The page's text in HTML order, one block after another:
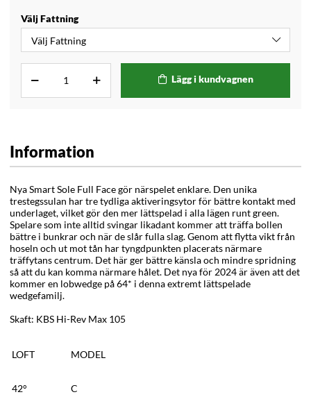
Välj Fattning
Lägg i kundvagnen
Information
Nya Smart Sole Full Face gör närspelet enklare. Den unika
trestegssulan har tre tydliga aktiveringsytor för bättre kontakt med
underlaget, vilket gör den mer lättspelad i alla lägen runt green.
Spelare som inte alltid svingar likadant kommer att träffa bollen
bättre i bunkrar och när de slår fulla slag. Genom att flytta vikt från
hoseln och ut mot tån har tyngdpunkten placerats närmare
träffytans centrum. Det här ger bättre känsla och mindre spridning
så att du kan komma närmare hålet. Det nya för 2024 är även att det
kommer en lobwedge på 64* i denna extremt lättspelade
wedgefamilj.
Skaft: KBS Hi-Rev Max 105
LOFT MODEL
42° C